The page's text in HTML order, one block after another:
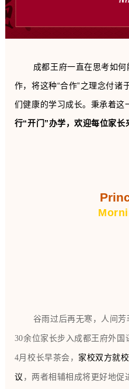
成都王府一直在思考如
作，将这种“合作”之理念付诸
们健康的学习成长。秉承着这
行“开门”办学，欢迎每位家长
谷雨过后再无寒，人间芳
30余位家长步入成都王府外国
4月校长早茶会 ， 家校双方就
议 ， 两者相辅相成将更好地促